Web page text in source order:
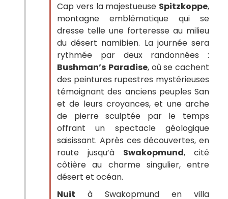
Cap vers la majestueuse Spitzkoppe,
montagne emblématique qui se
dresse telle une forteresse au milieu
du désert namibien. La journée sera
rythmée par deux randonnées :
Bushman’s Paradise, où se cachent
des peintures rupestres mystérieuses
témoignant des anciens peuples San
et de leurs croyances, et une arche
de pierre sculptée par le temps
offrant un spectacle géologique
saisissant. Après ces découvertes, en
route jusqu’à Swakopmund, cité
côtière au charme singulier, entre
désert et océan.
Nuit à Swakopmund en villa